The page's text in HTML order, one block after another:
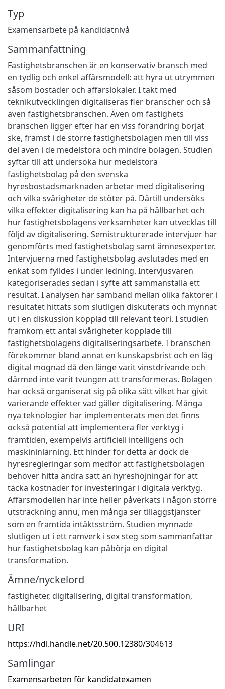
Typ
Examensarbete på kandidatnivå
Sammanfattning
Fastighetsbranschen är en konservativ bransch med
en tydlig och enkel affärsmodell: att hyra ut utrymmen
såsom bostäder och affärslokaler. I takt med
teknikutvecklingen digitaliseras fler branscher och så
även fastighetsbranschen. Även om fastighets
branschen ligger efter har en viss förändring börjat
ske, främst i de större fastighetsbolagen men till viss
del även i de medelstora och mindre bolagen. Studien
syftar till att undersöka hur medelstora
fastighetsbolag på den svenska
hyresbostadsmarknaden arbetar med digitalisering
och vilka svårigheter de stöter på. Därtill undersöks
vilka effekter digitalisering kan ha på hållbarhet och
hur fastighetsbolagens verksamheter kan utvecklas till
följd av digitalisering. Semistrukturerade intervjuer har
genomförts med fastighetsbolag samt ämnesexperter.
Intervjuerna med fastighetsbolag avslutades med en
enkät som fylldes i under ledning. Intervjusvaren
kategoriserades sedan i syfte att sammanställa ett
resultat. I analysen har samband mellan olika faktorer i
resultatet hittats som slutligen diskuterats och mynnat
ut i en diskussion kopplad till relevant teori. I studien
framkom ett antal svårigheter kopplade till
fastighetsbolagens digitaliseringsarbete. I branschen
förekommer bland annat en kunskapsbrist och en låg
digital mognad då den länge varit vinstdrivande och
därmed inte varit tvungen att transformeras. Bolagen
har också organiserat sig på olika sätt vilket har givit
varierande effekter vad gäller digitalisering. Många
nya teknologier har implementerats men det finns
också potential att implementera fler verktyg i
framtiden, exempelvis artificiell intelligens och
maskininlärning. Ett hinder för detta är dock de
hyresregleringar som medför att fastighetsbolagen
behöver hitta andra sätt än hyreshöjningar för att
täcka kostnader för investeringar i digitala verktyg.
Affärsmodellen har inte heller påverkats i någon större
utsträckning ännu, men många ser tilläggstjänster
som en framtida intäktsström. Studien mynnade
slutligen ut i ett ramverk i sex steg som sammanfattar
hur fastighetsbolag kan påbörja en digital
transformation.
Ämne/nyckelord
fastigheter, digitalisering, digital transformation,
hållbarhet
URI
https://hdl.handle.net/20.500.12380/304613
Samlingar
Examensarbeten för kandidatexamen